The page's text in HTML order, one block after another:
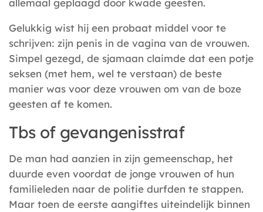
allemaal geplaagd door kwade geesten.
Gelukkig wist hij een probaat middel voor te
schrijven: zijn penis in de vagina van de vrouwen.
Simpel gezegd, de sjamaan claimde dat een potje
seksen (met hem, wel te verstaan) de beste
manier was voor deze vrouwen om van de boze
geesten af te komen.
Tbs of gevangenisstraf
De man had aanzien in zijn gemeenschap, het
duurde even voordat de jonge vrouwen of hun
familieleden naar de politie durfden te stappen.
Maar toen de eerste aangiftes uiteindelijk binnen